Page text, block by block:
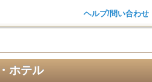
ヘルプ/問い合わせ
ホテル